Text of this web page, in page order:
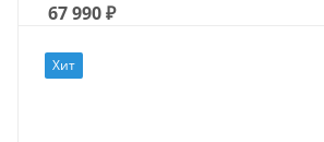
67 990₽
Хит